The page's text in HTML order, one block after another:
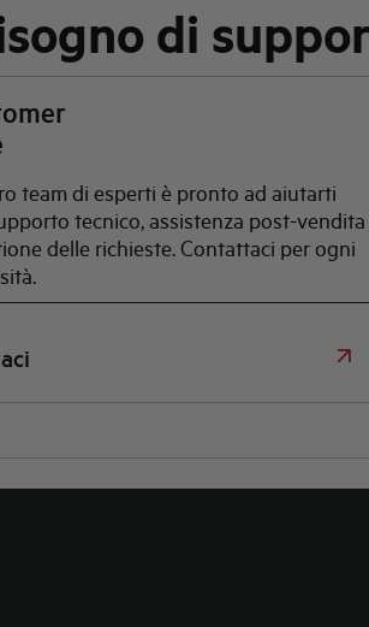
di
team di esperti è pronto ad aiutarti
tecnico, assistenza post-vendita
delle richieste. Contattaci per ogni